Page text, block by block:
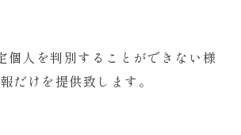
個人を判別することができない様
だけを提供致します。